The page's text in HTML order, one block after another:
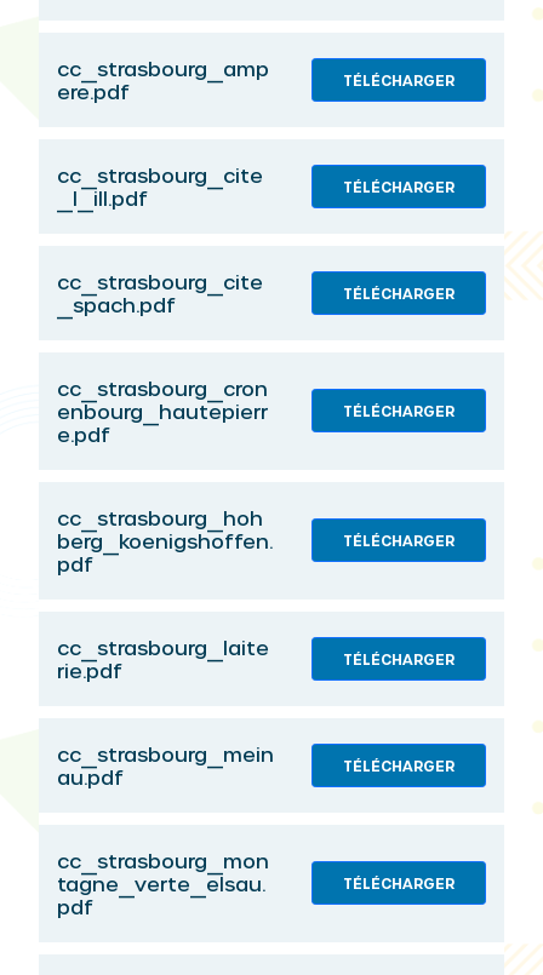
cc_strasbourg_amp
ere.pdf
TÉLÉCHARGER
cc_strasbourg_cite
_l_ill.pdf
TÉLÉCHARGER
cc_strasbourg_cite
_spach.pdf
TÉLÉCHARGER
cc_strasbourg_cron
enbourg_hautepierr
e.pdf
TÉLÉCHARGER
cc_strasbourg_hoh
berg_koenigshoffen.
pdf
TÉLÉCHARGER
cc_strasbourg_laite
rie.pdf
TÉLÉCHARGER
cc_strasbourg_mein
au.pdf
TÉLÉCHARGER
cc_strasbourg_mon
tagne_verte_elsau.
pdf
TÉLÉCHARGER